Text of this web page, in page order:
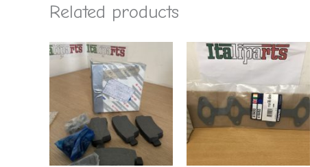
Related products